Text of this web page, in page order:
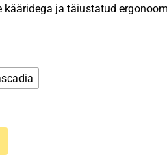
kääridega ja täiustatud